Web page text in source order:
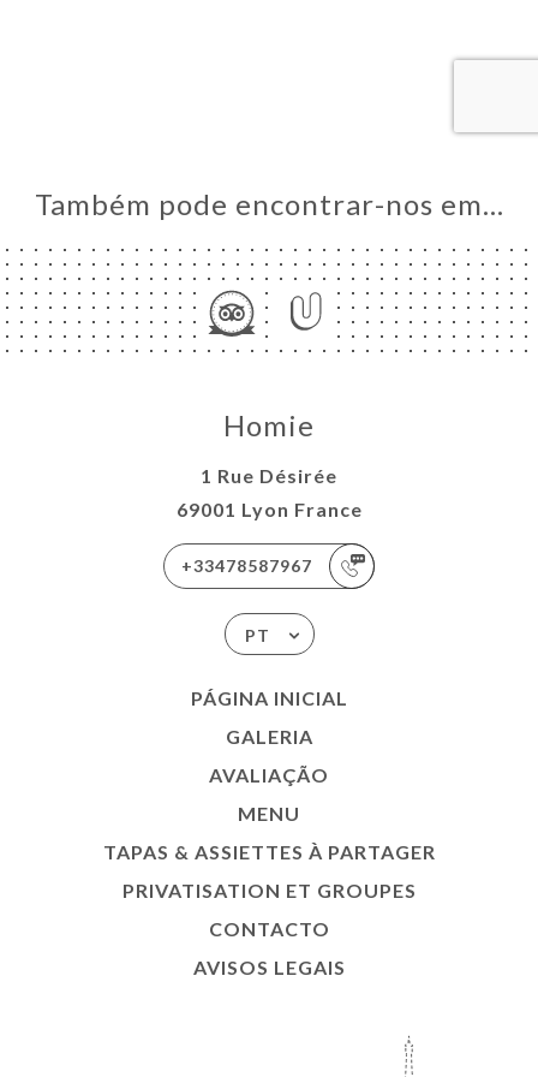
Também pode encontrar-nos em…
Homie
1 Rue Désirée
69001 Lyon France
+33478587967
PT
PÁGINA INICIAL
GALERIA
AVALIAÇÃO
MENU
TAPAS & ASSIETTES À PARTAGER
PRIVATISATION ET GROUPES
CONTACTO
AVISOS LEGAIS